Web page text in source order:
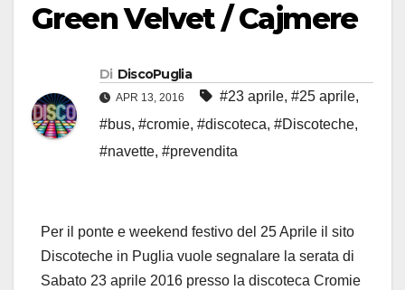
Green Velvet / Cajmere
Di DiscoPuglia
APR 13, 2016 #23 aprile, #25 aprile,
#bus, #cromie, #discoteca, #Discoteche,
#navette, #prevendita
Per il ponte e weekend festivo del 25 Aprile il sito
Discoteche in Puglia vuole segnalare la serata di
Sabato 23 aprile 2016 presso la discoteca Cromie